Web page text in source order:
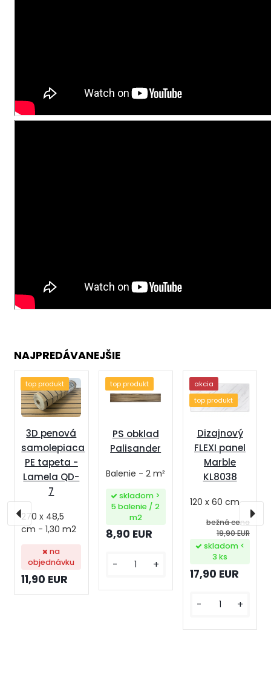
NAJPREDÁVANEJŠIE
3D penová
samolepiaca
PE tapeta -
Lamela QD-
7
270 x 48,5
cm - 1,30 m2
11,90 EUR
na
objednávku
top produkt
PS obklad
Palisander
Balenie - 2 m²
8,90 EUR
- +
skladom >
5 balenie / 2
m2
top produkt
Dizajnový
FLEXI panel
Marble
KL8038
120 x 60 cm
bežná cena
19,90 EUR
17,90 EUR
- +
skladom <
3 ks
akcia
top produkt